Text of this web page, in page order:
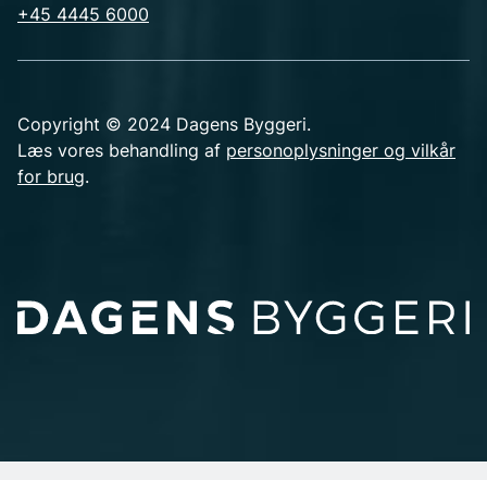
+45 4445 6000
Copyright © 2024 Dagens Byggeri.
Læs vores behandling af personoplysninger og vilkår
for brug.